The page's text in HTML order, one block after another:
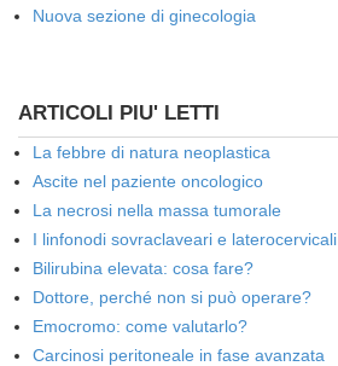
Nuova sezione di ginecologia
ARTICOLI PIU' LETTI
La febbre di natura neoplastica
Ascite nel paziente oncologico
La necrosi nella massa tumorale
I linfonodi sovraclaveari e laterocervicali
Bilirubina elevata: cosa fare?
Dottore, perché non si può operare?
Emocromo: come valutarlo?
Carcinosi peritoneale in fase avanzata